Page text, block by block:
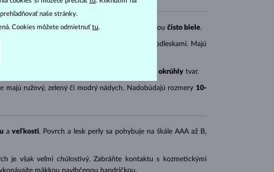
oválne, barokové). Sladkovodné perly sú väčšinou čisto biele.
s teplými odleskami. Majú
tmavo okrúhly tvar.
majú ružový, zelený či modrý nádych. Nadobúdajú rozmery 10-
a veľkosti. Povrch a lesk perly sa pohybuje na škále AAA až B,
je však veľmi chúlostivý. Zabráňte kontaktu s kozmetickými
mäkkou navlhčenou handričkou.
naše stránky.
Cookies môžete odmietnuťtu.